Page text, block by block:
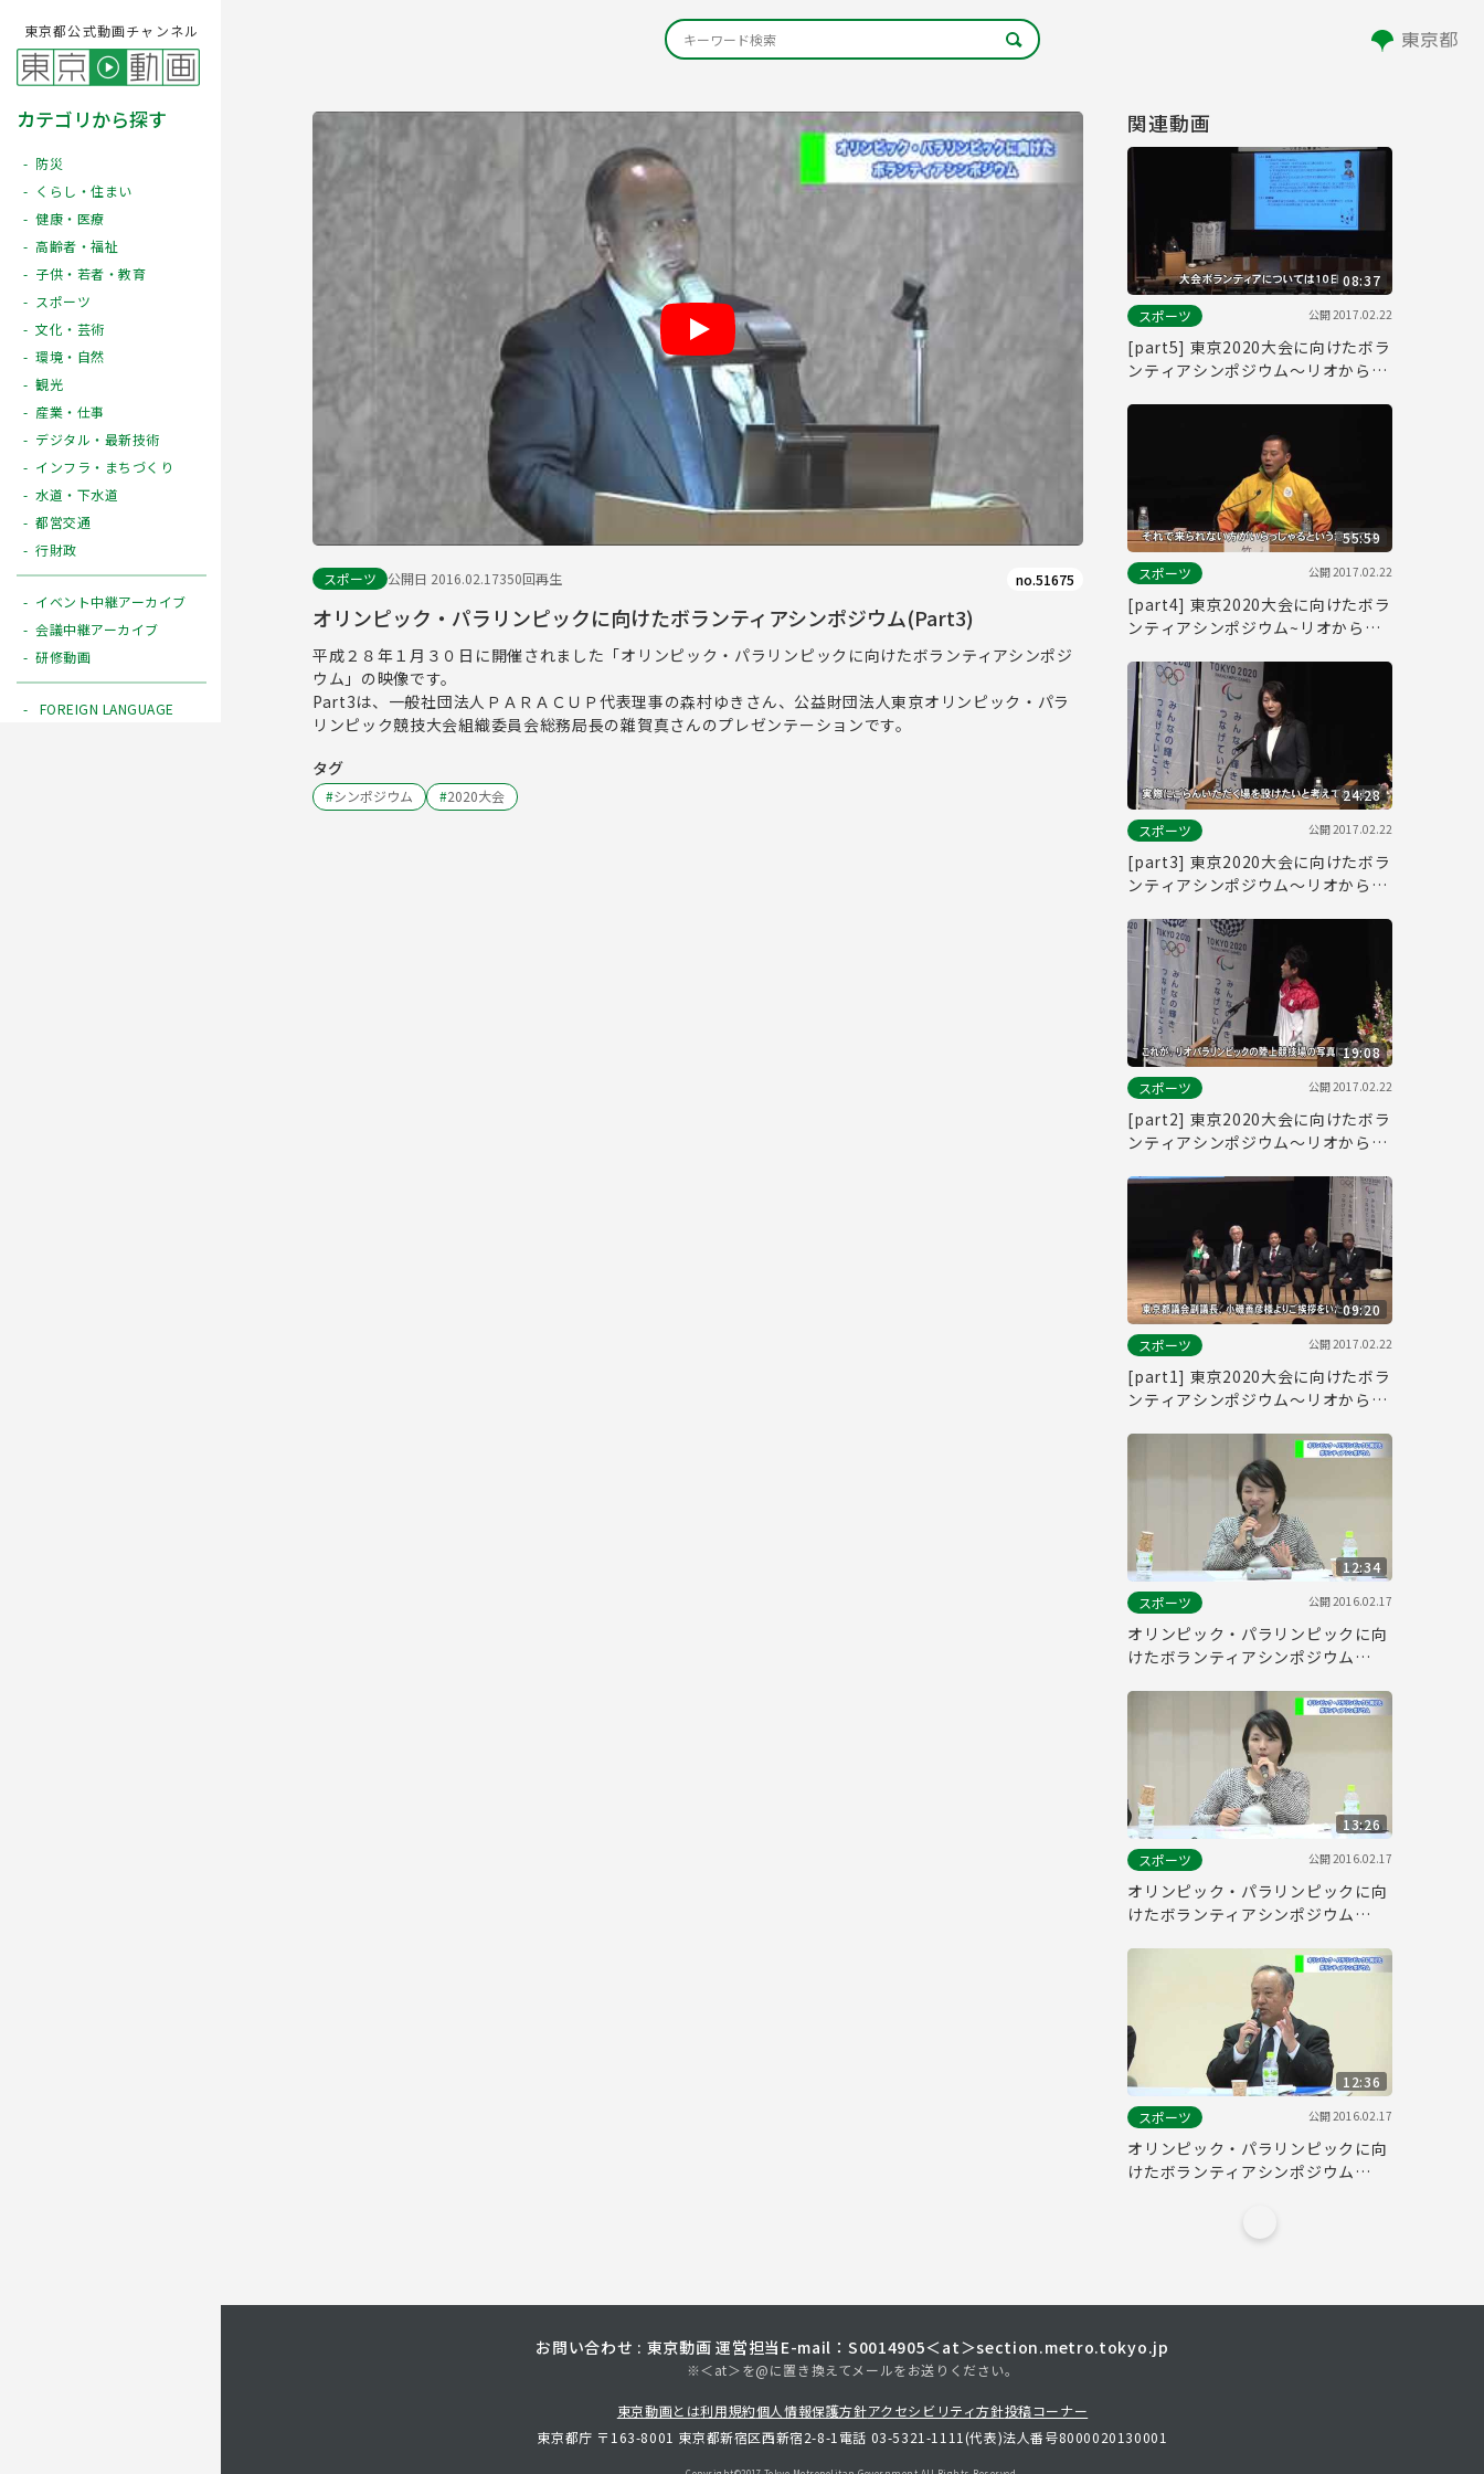
東京都公式動画チャンネル
カテゴリから探す
防災
くらし・住まい
健康・医療
高齢者・福祉
子供・若者・教育
スポーツ
文化・芸術
環境・自然
観光
産業・仕事
デジタル・最新技術
インフラ・まちづくり
水道・下水道
都営交通
行財政
イベント中継アーカイブ
会議中継アーカイブ
研修動画
FOREIGN LANGUAGE
スポーツ 公開日 2016.02.17350回再生 no.51675
オリンピック・パラリンピックに向けたボランティアシンポジウム(Part3)
平成２８年１月３０日に開催されました「オリンピック・パラリンピックに向けたボランティアシンポジ
ウム」の映像です。
Part3は、一般社団法人ＰＡＲＡＣＵＰ代表理事の森村ゆきさん、公益財団法人東京オリンピック・パラ
リンピック競技大会組織委員会総務局長の雜賀真さんのプレゼンテーションです。
タグ
#シンポジウム #2020大会
関連動画
08:37
スポーツ
公開2017.02.22
[part5] 東京2020大会に向けたボラ
ンティアシンポジウム～リオから東
55:59
スポーツ
公開2017.02.22
[part4] 東京2020大会に向けたボラ
ンティアシンポジウム~リオから東
24:28
スポーツ
公開2017.02.22
[part3] 東京2020大会に向けたボラ
ンティアシンポジウム～リオから東
19:08
スポーツ
公開2017.02.22
[part2] 東京2020大会に向けたボラ
ンティアシンポジウム～リオから東
09:20
スポーツ
公開2017.02.22
[part1] 東京2020大会に向けたボラ
ンティアシンポジウム～リオから東
12:34
スポーツ
公開2016.02.17
オリンピック・パラリンピックに向
けたボランティアシンポジウム
13:26
スポーツ
公開2016.02.17
オリンピック・パラリンピックに向
けたボランティアシンポジウム
12:36
スポーツ
公開2016.02.17
オリンピック・パラリンピックに向
けたボランティアシンポジウム
お問い合わせ : 東京動画 運営担当 E-mail：S0014905＜at＞section.metro.tokyo.jp
※＜at＞を@に置き換えてメールをお送りください。
東京動画とは利用規約個人情報保護方針アクセシビリティ方針投稿コーナー
東京都庁 〒163-8001 東京都新宿区西新宿2-8-1 電話 03-5321-1111(代表)法人番号8000020130001